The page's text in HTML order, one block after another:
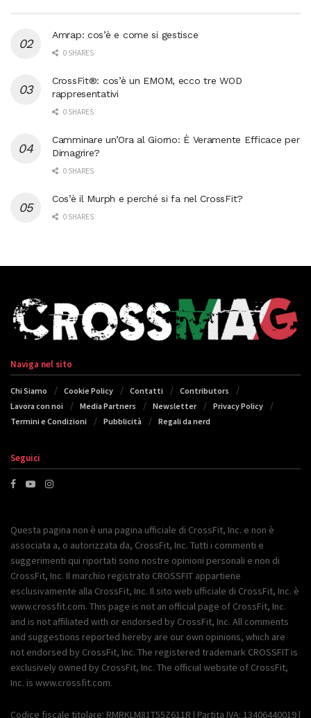
Amrap: cos’è e come si gestisce
0 SHARES
CrossFit®: cos’è un EMOM, ecco tre WOD
rappresentativi
0 SHARES
Camminare un’Ora al Giorno: È Veramente Efficace per
Dimagrire?
0 SHARES
Cos’è il Murph e perché si fa nel CrossFit?
0 SHARES
Naviga nel sito
Chi Siamo Cookie Policy Contatti
Contributors
Lavora con noi
Media Partners Newsletter
Privacy Policy
Termini e Condizioni
Pubblicità Regali da nerd
Seguici
Questa pagina non è una pagina ufficiale di CrossFit, Inc. e non è
associata a, o autorizzata da, CrossFit, Inc. Tutti i commenti e
suggerimenti qui riportati sono nostre opinioni personali e non di
CrossFit, Inc. Il marchio registrato CROSSFIT appartiene
esclusivamente alla CrossFit, Inc. Il sito web ufficiale di CrossFit, Inc. è
www.crossfit.com. This page is not an official page of CrossFit, Inc.
and is not affiliated with or endorsed by CrossFit, Inc. All comments
and suggestions reported hereby are our own opinions, which are
not endorsed by CrossFit, Inc. The registered trademark CROSSFIT is
exclusively owned by CrossFit, Inc. The official website of CrossFit,
Inc. is www.crossfit.com.
Codice fiscale titolare: RMRKLM81T55Z611R | Partita IVA: 13406440019 |